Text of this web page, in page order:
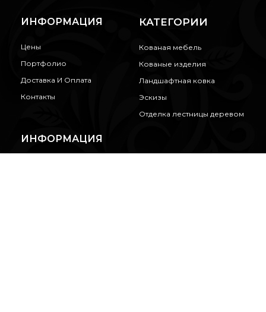
ИНФОРМАЦИЯ
Цены
Портфолио
Доставка И Оплата
Контакты
КАТЕГОРИИ
Кованая мебель
Кованые изделия
Ландшафтная ковка
Эскизы
Отделка лестницы деревом
ИНФОРМАЦИЯ